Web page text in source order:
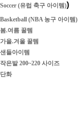
Soccer (유럽 축구 아이템))
Basketball (NBA 농구 아이템)
봄.여름 꿀템
가을.겨울 꿀템
샌들아이템
작은발 200~220 사이즈
단화